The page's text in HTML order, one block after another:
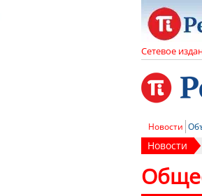
Сетевое
Новости
Новости